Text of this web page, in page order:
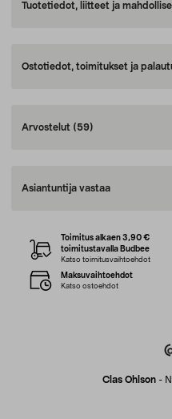
Tuotetiedot, liitteet ja
Ostotiedot, toimitukset ja
Arvostelut (59)
Asiantuntija vastaa
Clas Ohlson -
Toimitus alkaen 3,90 €
toimitustavalla Budbee
Katso toimitusvaihtoehdot
Maksuvaihtoehdot
Katso ostoehdot